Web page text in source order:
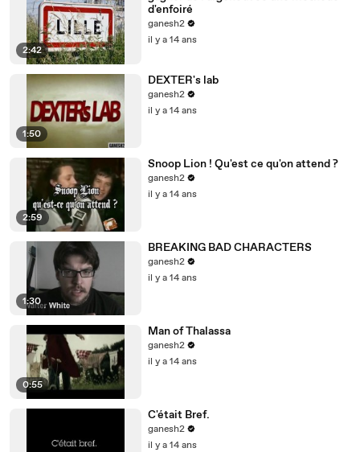
2:42
d'enfoiré
ganesh2
il y a 14 ans
1:50
DEXTER's lab
ganesh2
il y a 14 ans
2:59
Snoop Lion ! Qu'est ce qu'on attend ?
ganesh2
il y a 14 ans
1:30
BREAKING BAD CHARACTERS
ganesh2
il y a 14 ans
0:55
Man of Thalassa
ganesh2
il y a 14 ans
C'était Bref.
ganesh2
il y a 14 ans